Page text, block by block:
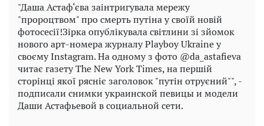
"Даша Астаф‘єва заінтригувала мережу
"пророцтвом" про смерть путіна у своїй новій
фотосесії!Зірка опублікувала світлини зі зйомок
нового арт-номера журналу Playboy Ukraine у
своєму Instagram. На одному з фото @da_astafieva
читає газету The New York Times, на першій
сторінці якої рясніє заголовок "путін отруєний"", -
подписали снимки украинской певицы и модели
Даши Астафьевой в социальной сети.